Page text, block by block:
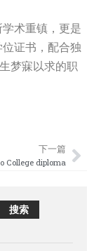
术重镇，更是
证书，配合独
梦寐以求的职
下一篇
College diploma
搜索